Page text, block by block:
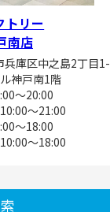
トリー
南店
兵庫区中之島2丁目1-
神戸南1階
～20:00
～21:00
～18:00
～18:00